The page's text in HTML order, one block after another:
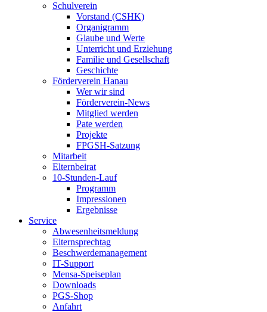
Schulverein
Vorstand (CSHK)
Organigramm
Glaube und Werte
Unterricht und Erziehung
Familie und Gesellschaft
Geschichte
Förderverein Hanau
Wer wir sind
Förderverein-News
Mitglied werden
Pate werden
Projekte
FPGSH-Satzung
Mitarbeit
Elternbeirat
10-Stunden-Lauf
Programm
Impressionen
Ergebnisse
Service
Abwesenheitsmeldung
Elternsprechtag
Beschwerdemanagement
IT-Support
Mensa-Speiseplan
Downloads
PGS-Shop
Anfahrt